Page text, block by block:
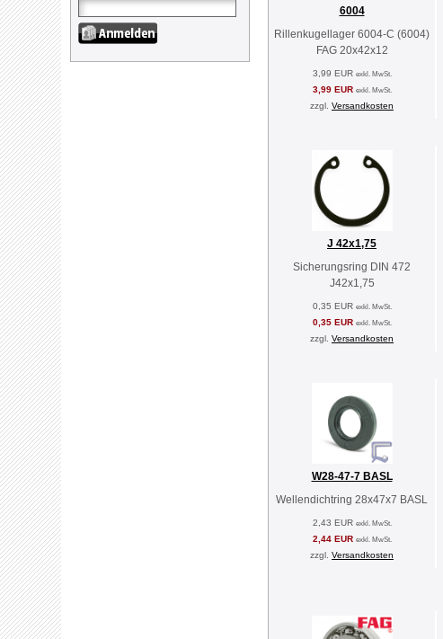
6004
Rillenkugellager 6004-C (6004)
FAG 20x42x12
3,99 EUR exkl. MwSt.
3,99 EUR exkl. MwSt.
zzgl. Versandkosten
J 42x1,75
Sicherungsring DIN 472
J42x1,75
0,35 EUR exkl. MwSt.
0,35 EUR exkl. MwSt.
zzgl. Versandkosten
W28-47-7 BASL
Wellendichtring 28x47x7 BASL
2,43 EUR exkl. MwSt.
2,44 EUR exkl. MwSt.
zzgl. Versandkosten